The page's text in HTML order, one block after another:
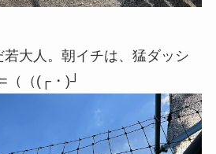
若大人。朝イチは、猛ダッシ
（（(┌・)┘